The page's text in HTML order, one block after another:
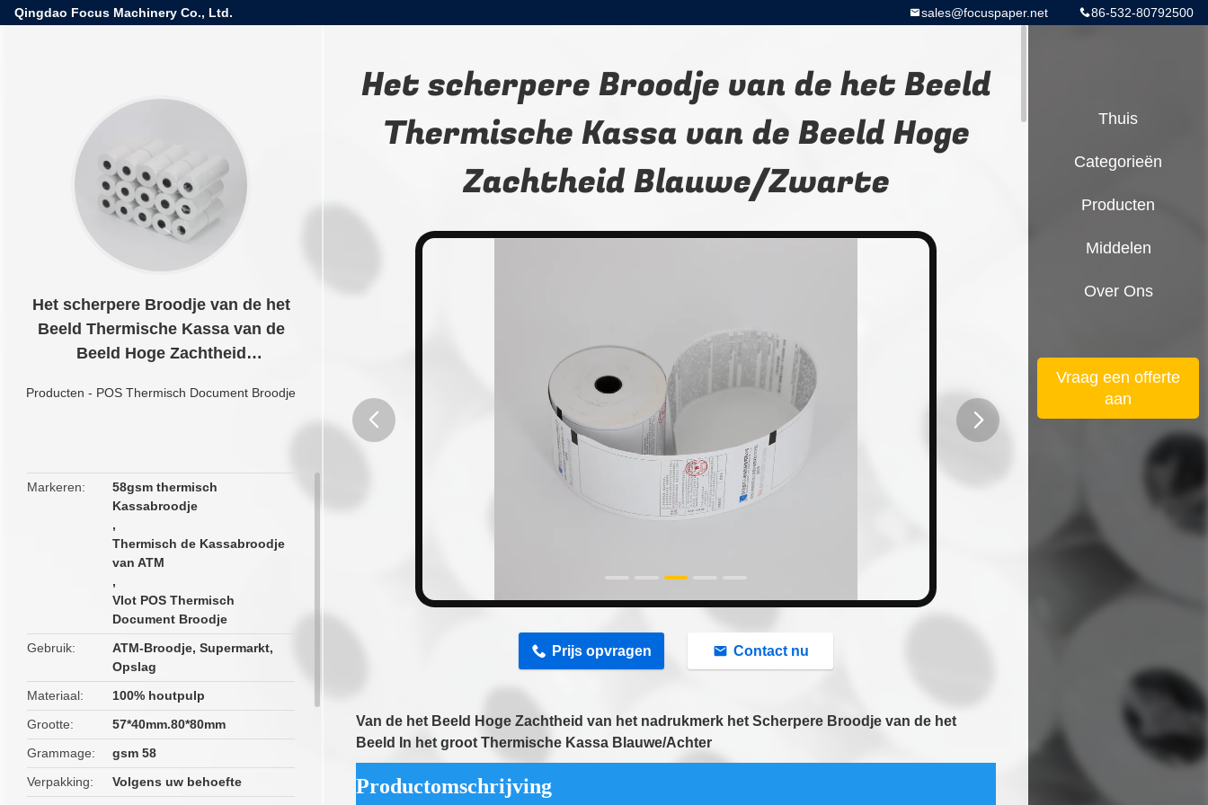
Qingdao Focus Machinery Co., Ltd. 86-532-80792500
sales@focuspaper.net
Het scherpere Broodje van de het
Beeld Thermische Kassa van de
Beeld Hoge Zachtheid
Producten - POS Thermisch Document Broodje
Markeren
58gsm thermisch
Kassabroodje
,
Thermisch de Kassabroodje
van ATM
,
Vlot POS Thermisch
Document Broodje
Gebruik
ATM-Broodje, Supermarkt,
Opslag
Materiaal
100% houtpulp
Grootte
57*40mm.80*80mm
Grammage
gsm 58
Verpakking
Volgens uw behoefte
Het scherpere Broodje van de het Beeld
Thermische Kassa van de Beeld Hoge
Zachtheid Blauwe/Zwarte
Prijs opvragen Contact nu
Van de het Beeld Hoge Zachtheid van het nadrukmerk het Scherpere Broodje van de het
Beeld In het groot Thermische Kassa Blauwe/Achter
Productomschrijving
Thuis
Categorieën
Producten
Middelen
Over Ons
Vraag een offerte
aan